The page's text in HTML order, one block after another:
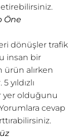
Öne
dönüşler trafik
insan bir
ürün alırken
yıldızlı
yer olduğunu
cevap